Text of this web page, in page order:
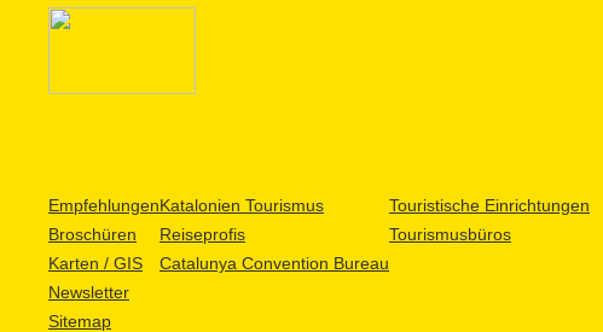
Empfehlungen
Broschüren
Karten / GIS
Newsletter
Sitemap
Katalonien Tourismus
Reiseprofis
Catalunya Convention Bureau
Touristische Einrichtungen
Tourismusbüros